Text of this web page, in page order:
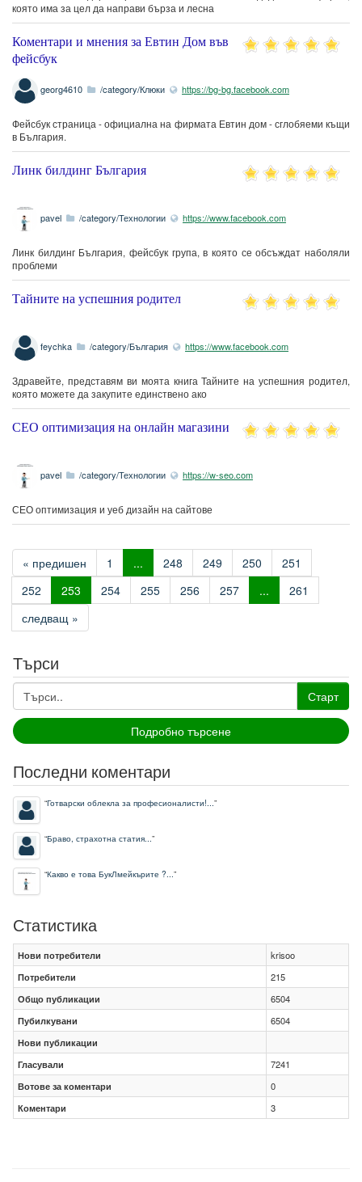
която има за цел да направи бърза и лесна
Коментари и мнения за Евтин Дом във
фейсбук
georg4610 /category/Клюки https://bg-bg.facebook.com
Фейсбук страница - официална на фирмата Евтин дом - сглобяеми къщи
в България.
Линк билдинг България
pavel /category/Технологии https://www.facebook.com
Линк билдинг България, фейсбук група, в която се обсъждат наболяли
проблеми
Тайните на успешния родител
feychka /category/България https://www.facebook.com
Здравейте, представям ви моята книга Тайните на успешния родител,
която можете да закупите единствено ако
СЕО оптимизация на онлайн магазини
pavel /category/Технологии https://w-seo.com
СЕО оптимизация и уеб дизайн на сайтове
« предишен 1 ... 248 249 250
251
252
253 254 255 256 257 ...
261
следващ »
Търси
Старт
Подробно търсене
Последни коментари
“Готварски облекла за професионалисти!...”
“Браво, страхотна статия...”
“Какво е това БукЛмейкърите ?...”
Статистика
Нови потребители
krisoo
Потребители
215
Общо публикации
6504
Пубилкувани
6504
Нови публикации
Гласували
7241
Вотове за коментари
0
Коментари
3